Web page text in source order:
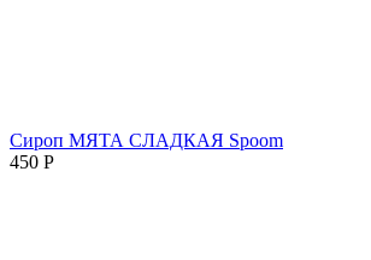
Сироп МЯТА СЛАДКАЯ Spoom
450 Р